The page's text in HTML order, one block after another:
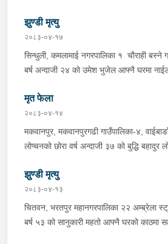
ल्याएको तरकारीको बोरा भित्र डब्बामा प्लास्टिकले
ल्याएको लागु औषध खैरो हिरोइन जस्तो देखिने
पारी नियन्त्रणमा लिई सोधपुछ गर्दा पछाडी
अभिषेक कुमार साह र सवार राहुल कुमार मण्डलले
भनि खुल्न आएको हुँदा मोटरसाइकल सहित
अनुसन्धान कार्य भईरहेको ।
झुण्डी मृत्यु
२०८३-०४-१७
सिन्धुली, कमलामाई नगरपालिका १ चौराही बस्ने
बर्ष अन्दाजी २४ को उमेश भुजेल आफ्नै घरमा
घटनास्थलमा मुचुल्का सहित थप अनुसन्धान कार्य
मृत फेला
२०८३-०४-१४
मकवानपुर, मकवानपुरगढी गाउँपालिका-४,
लोप्चनको छोरा वर्ष अन्दाजी ३७ को बुद्धि बहादुर
मिति २०८३।०४।१४ गते सोहि स्थित कुसुमटार
अवस्थामा फेला परेको । यस घटना सम्बन्धमा थप
छ ।
झुण्डी मृत्यु
२०८३-०४-१३
चितवन, भरतपुर महानगरपालिका २२ अम्ब्रेला
बर्ष ५३ को सानुकारी महतो आफ्नै घरको काठमा